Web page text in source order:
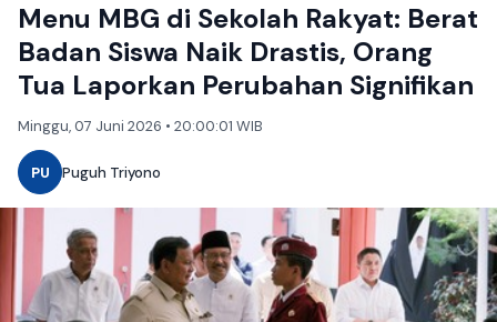
Menu MBG di Sekolah Rakyat: Berat
Badan Siswa Naik Drastis, Orang
Tua Laporkan Perubahan Signifikan
Minggu, 07 Juni 2026 • 20:00:01 WIB
PU Puguh Triyono